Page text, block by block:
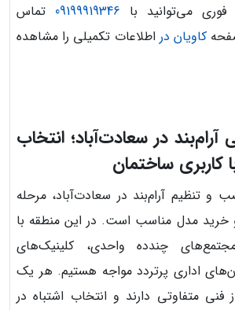
می‌توانید با 09199919346 تماس
کاویان در اطلاعات تکمیلی را مشاهده
در سعادت‌آباد؛ انتخاب
ساختمان
و تنظیم آرام‌بند در سعادت‌آباد، مرحله
خرید مدل مناسب است. در این منطقه با
چندده واحدی، کلینیک‌های
اداری پرتردد مواجه هستیم. هر یک
فنی متفاوتی دارند و انتخاب اشتباه در